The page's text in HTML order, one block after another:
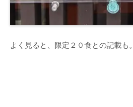
よく見ると、限定２０食との記載も。